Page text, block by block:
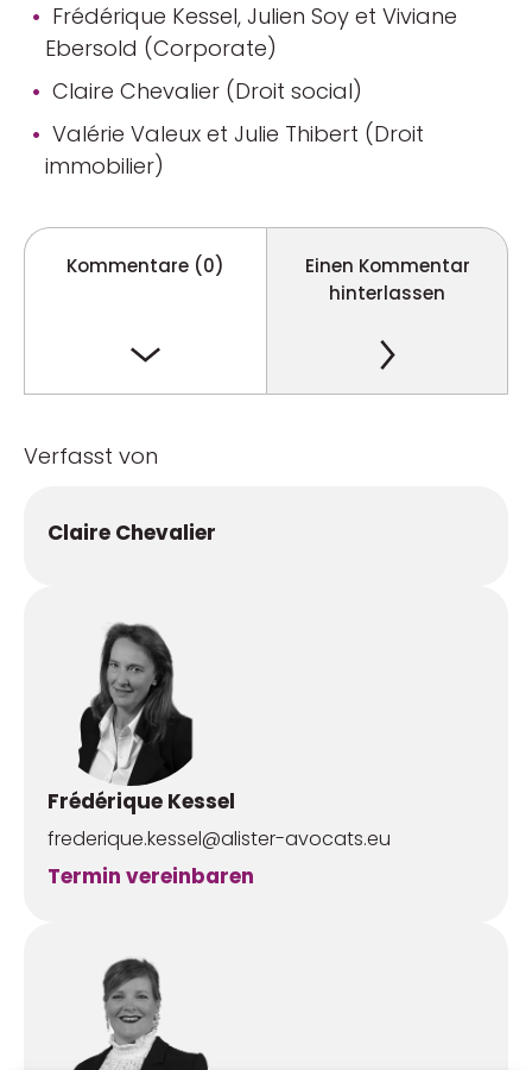
Frédérique Kessel, Julien Soy et Viviane
Ebersold (Corporate)
Claire Chevalier (Droit social)
Valérie Valeux et Julie Thibert (Droit
immobilier)
Kommentare (0)
Einen Kommentar
hinterlassen
Verfasst von
Claire Chevalier
Frédérique Kessel
frederique.kessel@alister-avocats.eu
Termin vereinbaren